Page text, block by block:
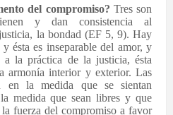
del compromiso? Tres son
y dan consistencia al
la bondad (EF 5, 9). Hay
ésta es inseparable del amor, y
la práctica de la justicia, ésta
armonía interior y exterior. Las
en la medida que se sientan
medida que sean libres y que
fuerza del compromiso a favor